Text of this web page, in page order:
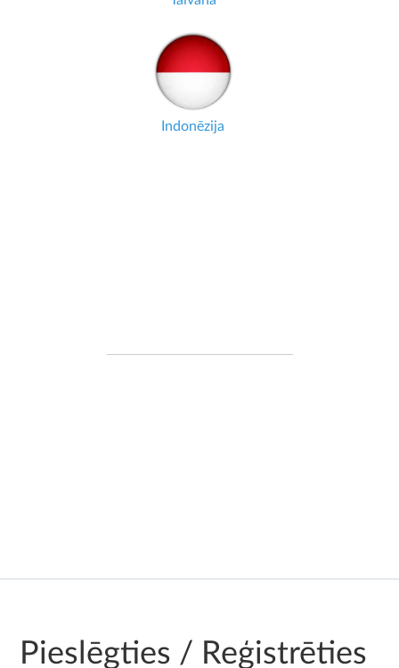
Indonēzija
Pieslēgties / Reģistrēties